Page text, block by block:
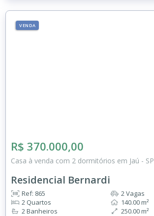
VENDA
R$ 370.000,00
Casa à venda com 2 dormitórios em Jaú - SP
Residencial Bernardi
Ref: 865
2 Quartos
2 Banheiros
2 Vagas
140.00 m²
250.00 m²